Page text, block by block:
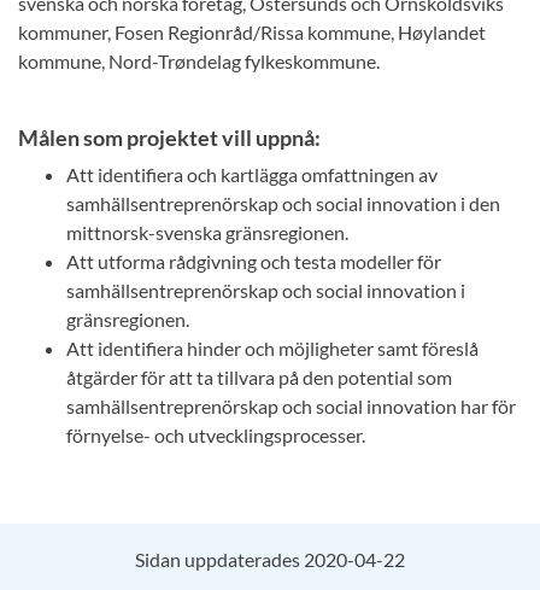
kommuner, Fosen Regionråd/Rissa kommune, Høylandet
kommune, Nord-Trøndelag fylkeskommune.
Målen som projektet vill uppnå:
Att identifiera och kartlägga omfattningen av
samhällsentreprenörskap och social innovation i den
mittnorsk-svenska gränsregionen.
Att utforma rådgivning och testa modeller för
samhällsentreprenörskap och social innovation i
gränsregionen.
Att identifiera hinder och möjligheter samt föreslå
åtgärder för att ta tillvara på den potential som
samhällsentreprenörskap och social innovation har för
förnyelse- och utvecklingsprocesser.
Sidan uppdaterades 2020-04-22